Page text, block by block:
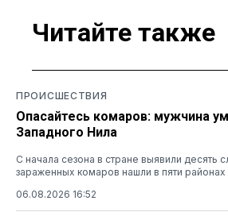
Читайте также
ПРОИСШЕСТВИЯ
Опасайтесь комаров: мужчина
Западного Нила
С начала сезона в стране выявили десять
зараженных комаров нашли в пяти районах
06.08.2026 16:52